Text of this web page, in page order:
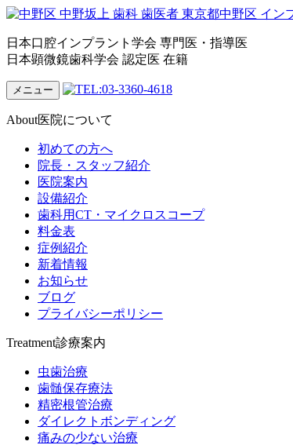
日本口腔インプラント学会 専門医・指導医
日本顕微鏡歯科学会 認定医 在籍
メニュー
About医院について
初めての方へ
院長・スタッフ紹介
医院案内
設備紹介
歯科用CT・マイクロスコープ
料金表
症例紹介
新着情報
お知らせ
ブログ
プライバシーポリシー
Treatment診療案内
虫歯治療
歯髄保存療法
精密根管治療
ダイレクトボンディング
痛みの少ない治療